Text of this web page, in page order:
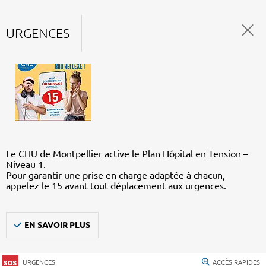
URGENCES
Le CHU de Montpellier active le Plan Hôpital en Tension –
Niveau 1.
Pour garantir une prise en charge adaptée à chacun,
appelez le 15 avant tout déplacement aux urgences.
EN SAVOIR PLUS
URGENCES ACCÈS RAPIDES